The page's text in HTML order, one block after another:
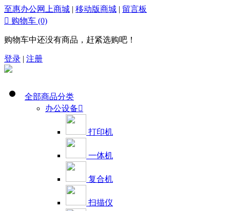
至惠办公网上商城 | 移动版商城 | 留言板
 购物车 (0)
购物车中还没有商品，赶紧选购吧！
登录 | 注册
全部商品分类
办公设备
打印机
一体机
复合机
扫描仪